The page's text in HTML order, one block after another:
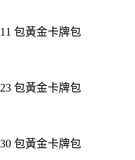
11 包黃金卡牌包
23 包黃金卡牌包
30 包黃金卡牌包